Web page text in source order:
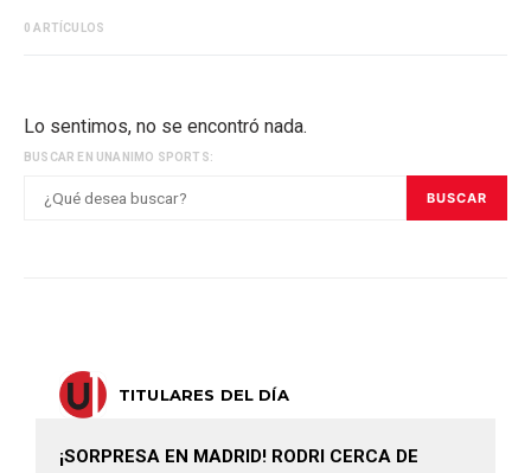
0 ARTÍCULOS
Lo sentimos, no se encontró nada.
BUSCAR EN UNANIMO SPORTS:
BUSCAR
TITULARES DEL DÍA
¡SORPRESA EN MADRID! RODRI CERCA DE